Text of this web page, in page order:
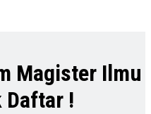
Magister Ilmu
!